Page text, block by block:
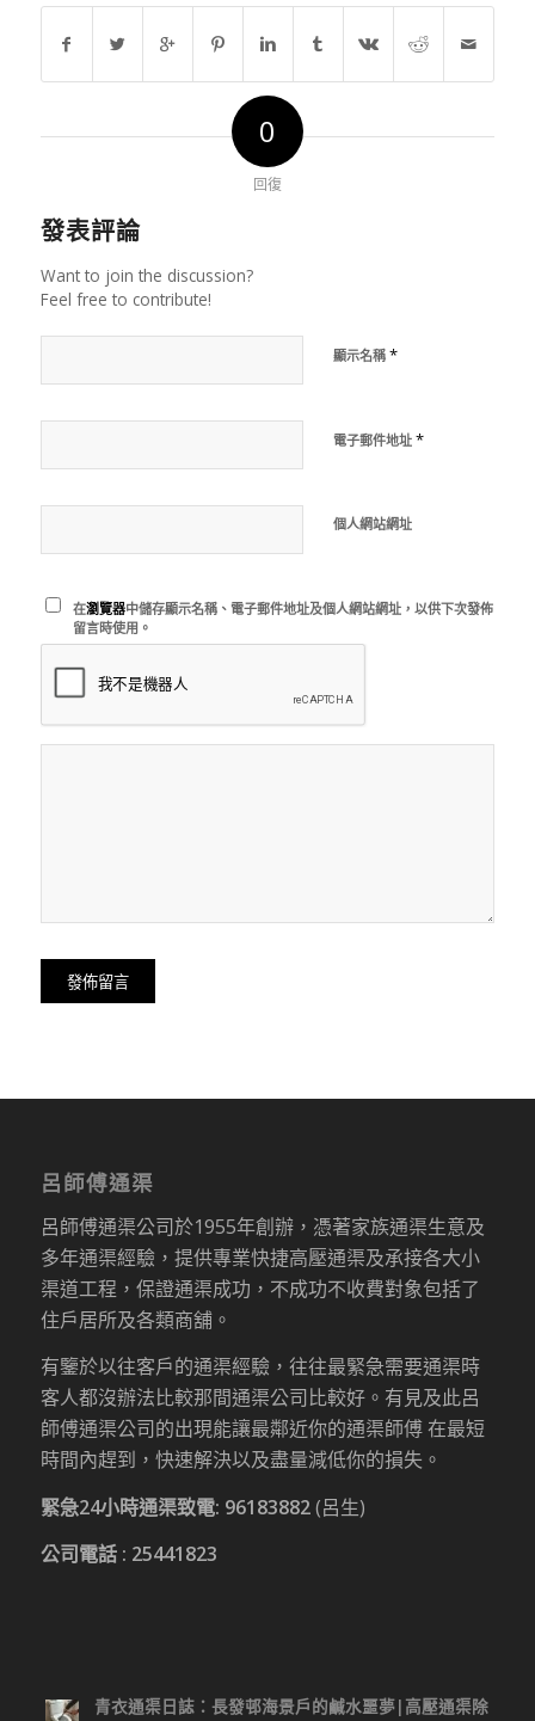
0
回復
發表評論
Want to join the discussion?
Feel free to contribute!
顯示名稱 *
電子郵件地址 *
個人網站網址
在瀏覽器中儲存顯示名稱、電子郵件地址及個人網站網址，以供下次發佈
留言時使用。
呂師傅通渠
呂師傅通渠公司於1955年創辦，憑著家族通渠生意及
多年通渠經驗，提供專業快捷高壓通渠及承接各大小
渠道工程，保證通渠成功，不成功不收費對象包括了
住戶居所及各類商舖。
有鑒於以往客戶的通渠經驗，往往最緊急需要通渠時
客人都沒辦法比較那間通渠公司比較好。有見及此呂
師傅通渠公司的出現能讓最鄰近你的通渠師傅 在最短
時間內趕到，快速解決以及盡量減低你的損失。
緊急24小時通渠致電: 96183882(呂生)
公司電話 : 25441823
青衣通渠日誌：長發邨海景戶的鹹水噩夢|高壓通渠除